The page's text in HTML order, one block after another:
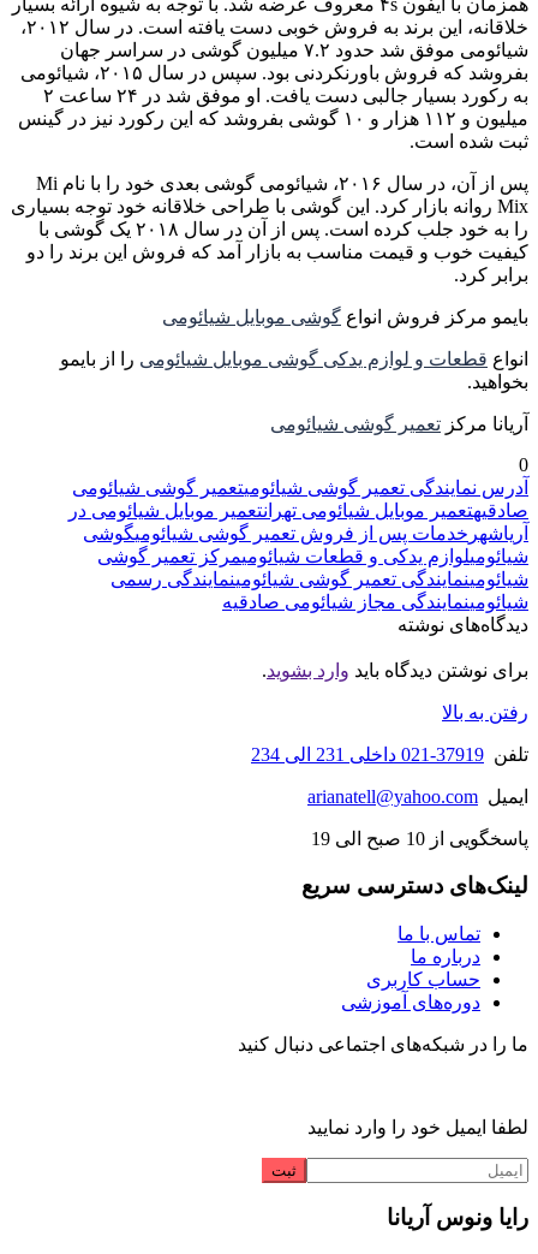
همزمان با آیفون ۴s معروف عرضه شد. با توجه به شیوه ارائه بسیار
خلاقانه، این برند به فروش خوبی دست یافته است. در سال ۲۰۱۲،
شیائومی موفق شد حدود ۷.۲ میلیون گوشی در سراسر جهان
بفروشد که فروش باورنکردنی بود. سپس در سال ۲۰۱۵، شیائومی
به رکورد بسیار جالبی دست یافت. او موفق شد در ۲۴ ساعت ۲
میلیون و ۱۱۲ هزار و ۱۰ گوشی بفروشد که این رکورد نیز در گینس
ثبت شده است.
پس از آن، در سال ۲۰۱۶، شیائومی گوشی بعدی خود را با نام Mi
Mix روانه بازار کرد. این گوشی با طراحی خلاقانه خود توجه بسیاری
را به خود جلب کرده است. پس از آن در سال ۲۰۱۸ یک گوشی با
کیفیت خوب و قیمت مناسب به بازار آمد که فروش این برند را دو
برابر کرد.
بایمو مرکز فروش انواع گوشی موبایل شیائومی
انواع قطعات و لوازم یدکی گوشی موبایل شیائومی را از بایمو
بخواهید.
آریانا مرکز تعمیر گوشی شیائومی
0
آدرس نمایندگی تعمیر گوشی شیائومیتعمیر گوشی شیائومی
صادقیهتعمیر موبایل شیائومی تهرانتعمیر موبایل شیائومی در
آریاشهر خدمات پس از فروش تعمیر گوشی شیائومیگوشی
شیائومیلوازم یدکی و قطعات شیائومیمرکز تعمیر گوشی
شیائومینمایندگی تعمیر گوشی شیائومینمایندگی رسمی
شیائومینمایندگی مجاز شیائومی صادقیه
دیدگاه‌های نوشته
برای نوشتن دیدگاه باید وارد بشوید.
رفتن به بالا
تلفن 37919-021 داخلی 231 الی 234
ایمیل arianatell@yahoo.com
پاسخگویی از 10 صبح الی 19
لینک‌های دسترسی سریع
تماس با ما
درباره ما
حساب کاربری
دوره‌های آموزشی
ما را در شبکه‌های اجتماعی دنبال کنید
لطفا ایمیل خود را وارد نمایید
رایا ونوس آریانا